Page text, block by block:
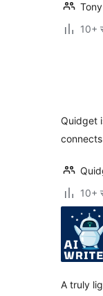
10+
Quidget
10+
A truly